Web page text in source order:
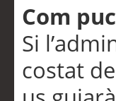
Com
Si
costat